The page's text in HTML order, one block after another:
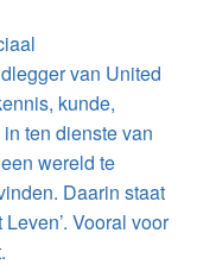
van United
kunde,
ten dienste van
wereld te
Daarin staat
Vooral voor